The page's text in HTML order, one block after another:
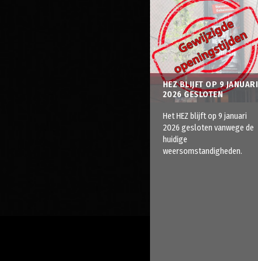
HEZ BLIJFT OP 9 JANUARI
2026 GESLOTEN
Het HEZ blijft op 9 januari
2026 gesloten vanwege de
huidige
weersomstandigheden.